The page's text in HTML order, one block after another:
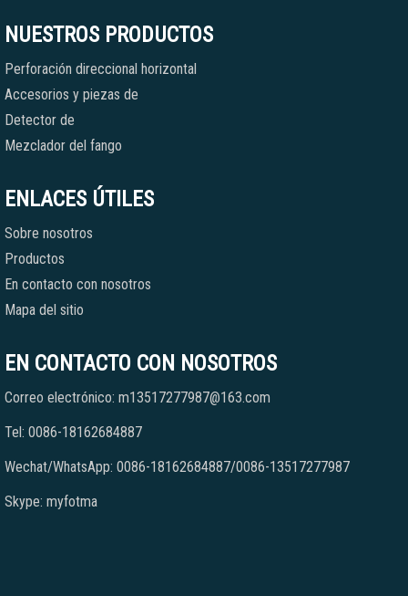
NUESTROS PRODUCTOS
Perforación direccional horizontal
Accesorios y piezas de
Detector de
Mezclador del fango
ENLACES ÚTILES
Sobre nosotros
Productos
En contacto con nosotros
Mapa del sitio
EN CONTACTO CON NOSOTROS
Correo electrónico: m13517277987@163.com
Tel: 0086-18162684887
Wechat/WhatsApp: 0086-18162684887/0086-13517277987
Skype: myfotma